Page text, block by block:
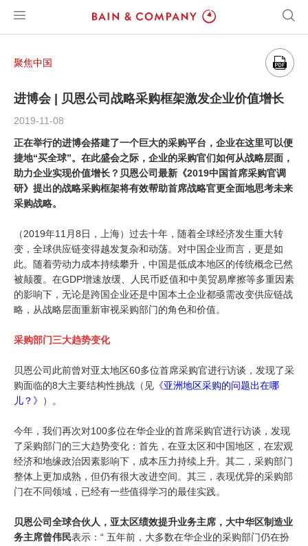
聚焦中国
进博会 | 贝恩公司战略采购框架激发企业价值增长
2019-11-08
正在举行的进博会搭建了一个巨大的采购平台，企业在这里可以便
捷地“买全球”。在此盛会之际，企业的采购官们如何从战略层面，
助力企业实现价值增长？贝恩公司最新《2019中国首席采购官调
研》提出的战略采购框架将有效帮助首席战略官更全面地思考未来
采购战略。
（2019年11月8日，上海）过去十年，随着全球经济发生重大转
变，全球供应链变得越发复杂和动荡。对中国企业而言，更是如
此。随着劳动力成本持续攀升，中国是低成本地区的传统概念已然
被颠覆。在GDP增速放缓、人民币贬值和中美贸易摩擦等多重因素
的影响下，无论是跨国企业还是中国本土企业都亟需改变供应链战
略，从战略层面重新审视采购部门的角色和价值。
采购部门三大趋势变化
贝恩公司此前曾对亚太地区60多位首席采购官进行访谈，发现了采
购面临的8大主要结构性挑战（见 《亚洲地区采购的问题出在哪
儿？》
）。
今年，我们再次对100多位在华企业的首席采购官进行访谈，发现
了采购部门的三大趋势变化：首先，在亚太区和中国地区，在宏观
经济和地缘政治因素影响下，成本压力持续上升。其二，采购部门
整体上更加成熟，但仍有很大改进空间。其三，表现优异的采购部
门在不同领域，已经有一些值得学习的最佳实践。
贝恩公司全球合伙人，亚太区绩效提升业务主席，大中华区制造业
务主席曾伟民表示：“ 五年前，大多数在华企业的采购部门仍在扮